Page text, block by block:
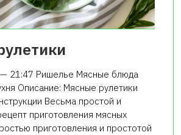
21:47 Ришелье Мясные блюда
Описание: Мясные рулетики
Весьма простой и
приготовления мясных
приготовления и простотой